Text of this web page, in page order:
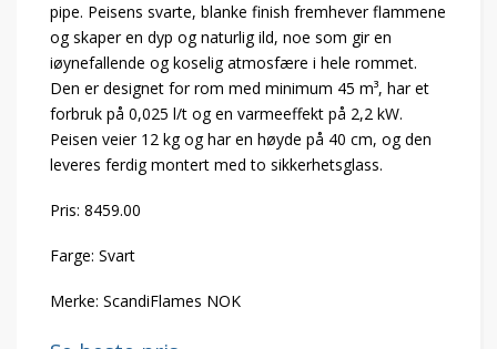
pipe. Peisens svarte, blanke finish fremhever flammene
og skaper en dyp og naturlig ild, noe som gir en
iøynefallende og koselig atmosfære i hele rommet.
Den er designet for rom med minimum 45 m³, har et
forbruk på 0,025 l/t og en varmeeffekt på 2,2 kW.
Peisen veier 12 kg og har en høyde på 40 cm, og den
leveres ferdig montert med to sikkerhetsglass.
Pris: 8459.00
Farge: Svart
Merke: ScandiFlames NOK